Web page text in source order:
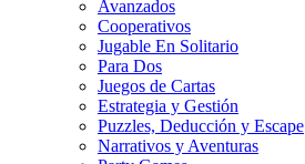
Avanzados
Cooperativos
Jugable En Solitario
Para Dos
Juegos de Cartas
Estrategia y Gestión
Puzzles, Deducción y Escape
Narrativos y Aventuras